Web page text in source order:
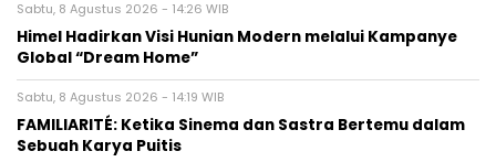
Sabtu, 8 Agustus 2026 - 14:26 WIB
Himel Hadirkan Visi Hunian Modern melalui Kampanye
Global “Dream Home”
Sabtu, 8 Agustus 2026 - 14:19 WIB
FAMILIARITÉ: Ketika Sinema dan Sastra Bertemu dalam
Sebuah Karya Puitis